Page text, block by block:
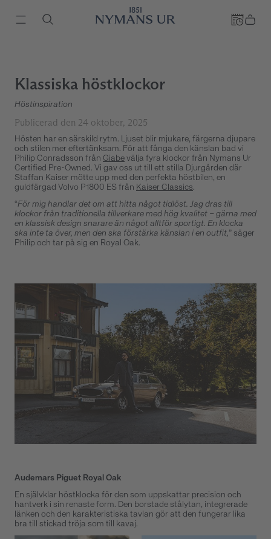
Klassiska höstklockor
Höstinspiration
Publicerad den 24 oktober, 2025
Hösten har en särskild rytm. Ljuset blir mjukare, färgerna djupare
och stilen mer eftertänksam. För att fånga den känslan bad vi
Philip Conradsson från Giabe välja fyra klockor från Nymans Ur
Certified Pre-Owned. Vi gav oss ut till ett stilla Djurgården där
Staffan Kaiser mötte upp med den perfekta höstbilen, en
guldfärgad Volvo P1800 ES från Kaiser Classics.
“För mig handlar det om att hitta något tidlöst. Jag dras till
klockor från traditionella tillverkare med hög kvalitet – gärna med
en klassisk design snarare än något alltför sportigt. En klocka
ska inte ta över, men den ska förstärka känslan i en outfit, ” säger
Philip och tar på sig en Royal Oak.
Audemars Piguet Royal Oak
En självklar höstklocka för den som uppskattar precision och
hantverk i sin renaste form. Den borstade stålytan, integrerade
länken och den karakteristiska tavlan gör att den fungerar lika
bra till stickad tröja som till kavaj.